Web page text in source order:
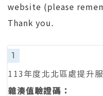
website (please
Thank you.
1
113年度北北區處提升